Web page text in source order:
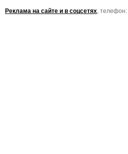
Реклама на сайте и в соцсетях, телефон: